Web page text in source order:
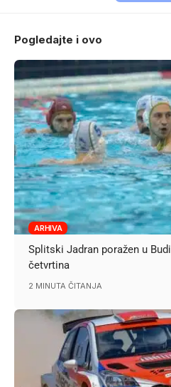
Pogledajte i ovo
ARHIVA
Splitski Jadran poražen u
četvrtina
2 MINUTA ČITANJA